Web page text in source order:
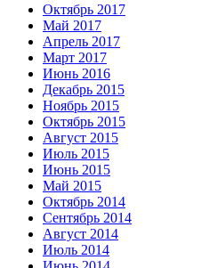
Октябрь 2017
Май 2017
Апрель 2017
Март 2017
Июнь 2016
Декабрь 2015
Ноябрь 2015
Октябрь 2015
Август 2015
Июль 2015
Июнь 2015
Май 2015
Октябрь 2014
Сентябрь 2014
Август 2014
Июль 2014